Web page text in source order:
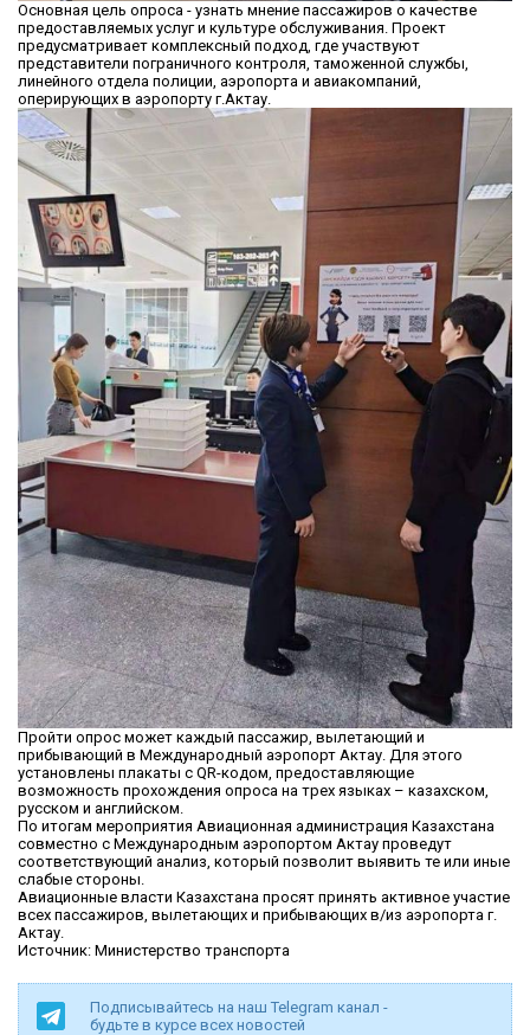
Основная цель опроса - узнать мнение пассажиров о качестве
предоставляемых услуг и культуре обслуживания. Проект
предусматривает комплексный подход, где участвуют
представители пограничного контроля, таможенной службы,
линейного отдела полиции, аэропорта и авиакомпаний,
оперирующих в аэропорту г.Актау.
Пройти опрос может каждый пассажир, вылетающий и
прибывающий в Международный аэропорт Актау. Для этого
установлены плакаты с QR-кодом, предоставляющие
возможность прохождения опроса на трех языках – казахском,
русском и английском.
По итогам мероприятия Авиационная администрация Казахстана
совместно с Международным аэропортом Актау проведут
соответствующий анализ, который позволит выявить те или иные
слабые стороны.
Авиационные власти Казахстана просят принять активное участие
всех пассажиров, вылетающих и прибывающих в/из аэропорта г.
Актау.
Источник: Министерство транспорта
Подписывайтесь на наш Telegram канал -
будьте в курсе всех новостей